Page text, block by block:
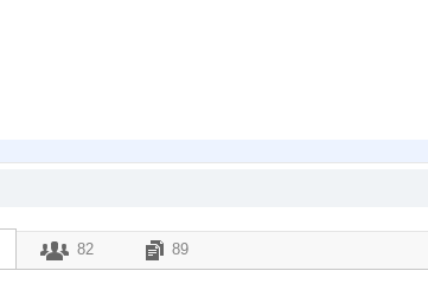
82 89